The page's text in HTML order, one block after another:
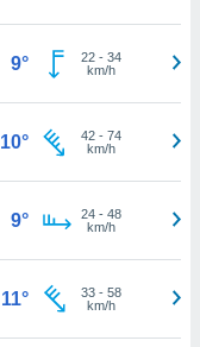
9° 22- 34
km/h
10° 42- 74
km/h
9° 24- 48
km/h
11° 33- 58
km/h